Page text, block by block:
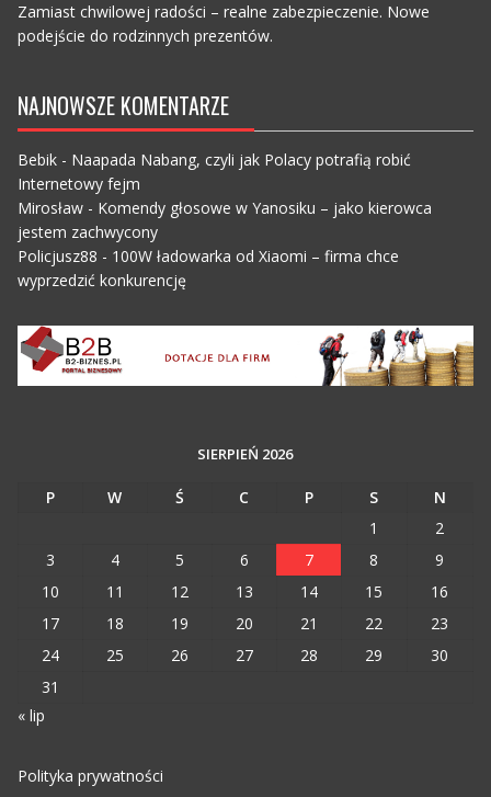
Zamiast chwilowej radości – realne zabezpieczenie. Nowe
podejście do rodzinnych prezentów.
NAJNOWSZE KOMENTARZE
Bebik- Naapada Nabang, czyli jak Polacy potrafią robić
Internetowy fejm
Mirosław- Komendy głosowe w Yanosiku – jako kierowca
jestem zachwycony
Policjusz88 - 100W ładowarka od Xiaomi – firma chce
wyprzedzić konkurencję
SIERPIEŃ 2026
P W Ś C P S
N
1
2
3
4 5 6 7 8
9
10
11 12 13 14 15
16
17
18 19 20 21 22
23
24
25 26 27 28 29
30
31
« lip
Polityka prywatności